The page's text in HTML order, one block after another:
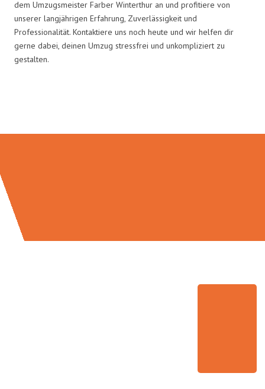
dem Umzugsmeister Farber Winterthur an und profitiere von
unserer langjährigen Erfahrung, Zuverlässigkeit und
Professionalität. Kontaktiere uns noch heute und wir helfen dir
gerne dabei, deinen Umzug stressfrei und unkompliziert zu
gestalten.